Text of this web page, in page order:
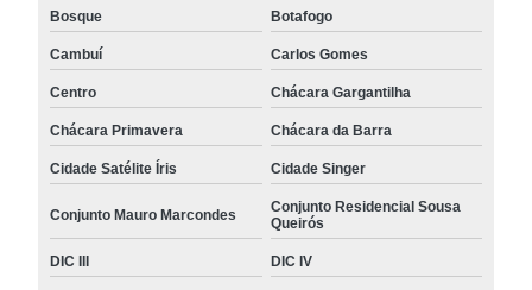
Bosque Botafogo
Cambuí Carlos Gomes
Centro Chácara Gargantilha
Chácara Primavera Chácara da Barra
Cidade Satélite Íris Cidade Singer
Conjunto Mauro Marcondes
Conjunto Residencial Sousa
Queirós
DIC III DIC IV